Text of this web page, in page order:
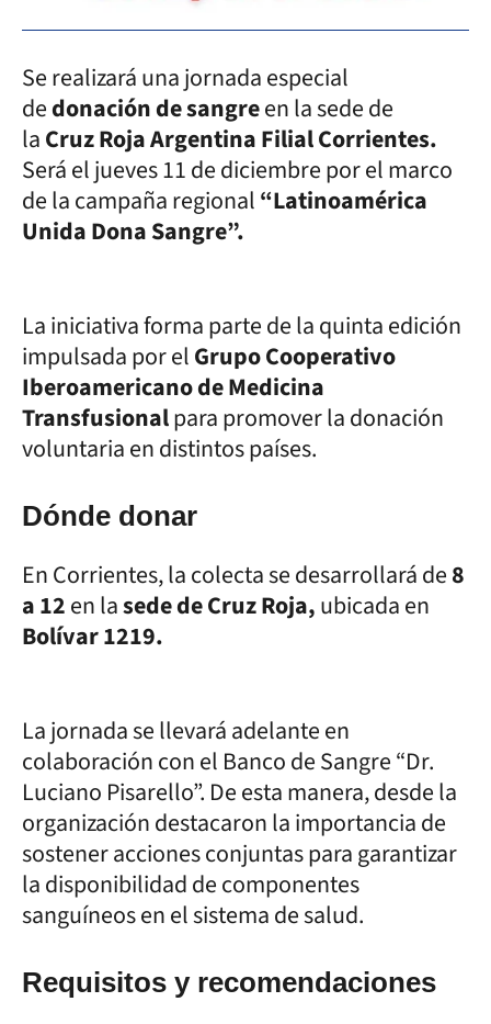
Se realizará una jornada especial
dedonación de sangreen la sede de
laCruz Roja Argentina Filial Corrientes.
Será el jueves 11 de diciembrepor el marco
de la campaña regional“Latinoamérica
Unida Dona Sangre”.
La iniciativa forma parte de la quinta edición
impulsada por elGrupo Cooperativo
Iberoamericano de Medicina
Transfusionalpara promover la donación
voluntaria en distintos países.
Dónde donar
En Corrientes, la colecta se desarrollará de8
a 12en lasede de Cruz Roja,ubicada en
Bolívar 1219.
La jornada se llevará adelante en
colaboración con el Banco de Sangre “Dr.
Luciano Pisarello”. De esta manera, desde la
organización destacaron la importancia de
sostener acciones conjuntas para garantizar
la disponibilidad de componentes
sanguíneos en el sistema de salud.
Requisitos y recomendaciones